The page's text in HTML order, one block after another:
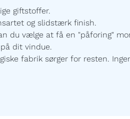
giftstoffer.
og slidstærk finish.
du vælge at få en "påforing"
dit vindue.
fabrik sørger for resten.